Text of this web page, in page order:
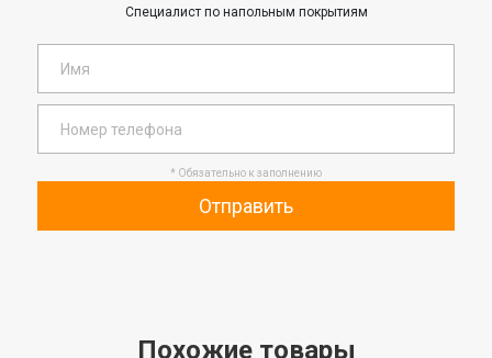
Специалист по напольным покрытиям
* Обязательно к заполнению
Отправить
Похожие товары